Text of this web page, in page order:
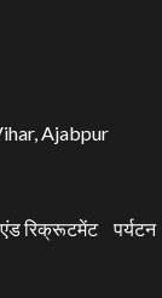
Ajabpur
रिक्रूटमेंट पर्यटन